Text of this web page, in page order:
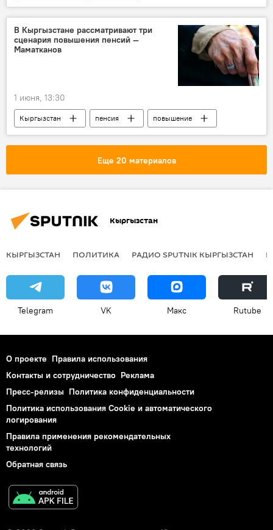
финансирование
агропромышленный комплекс
проекты
В Кыргызстане рассматривают три
сценария повышения пенсий —
Маматканов
1 июня, 13:30
Кыргызстан пенсия
повышение
кабмин
Улан Маматканов
Еще 20 материалов
Кыргызстан
КЫРГЫЗСТАН ПОЛИТИКА РАДИО SPUTNIK КЫРГЫЗСТАН
Telegram VK Макс Rutube
О проекте Правила использования
Контакты и сотрудничество Реклама
Пресс-релизы Политика конфиденциальности
Политика использования Cookie и автоматического
логирования
Правила применения рекомендательных
технологий
Обратная связь